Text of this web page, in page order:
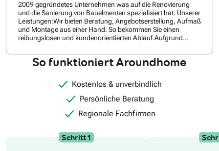
2009 gegründetes Unternehmen was auf die Renovierung
und die Sanierung von Bauelmenten spezialisiert hat. Unserer
Leistungen:Wir bieten Beratung, Angebotserstellung, Aufmaß
und Montage aus einer Hand. So bekommen Sie einen
reibungslosen und kundenorientierten Ablauf.Aufgrund
Verputzarbeiten nach dem Tausch.
So funktioniert Aroundhome
Kostenlos & unverbindlich
Persönliche Beratung
Regionale Fachfirmen
Schritt 1